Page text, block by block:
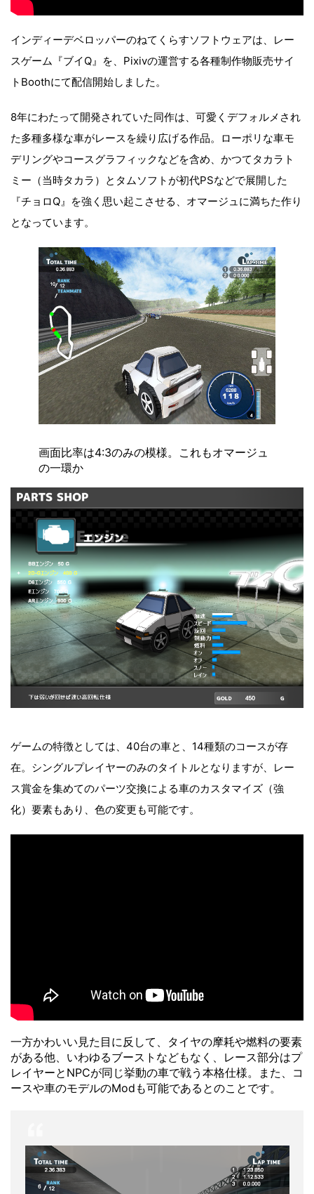
インディーデベロッパーのねてくらすソフトウェアは、レー
スゲーム『ブイQ』を、Pixivの運営する各種制作物販売サイ
トBoothにて配信開始しました。
8年にわたって開発されていた同作は、可愛くデフォルメされ
た多種多様な車がレースを繰り広げる作品。ローポリな車モ
デリングやコースグラフィックなどを含め、かつてタカラト
ミー（当時タカラ）とタムソフトが初代PSなどで展開した
『チョロQ』を強く思い起こさせる、オマージュに満ちた作り
となっています。
画面比率は4:3のみの模様。これもオマージュ
の一環か
ゲームの特徴としては、40台の車と、14種類のコースが存
在。シングルプレイヤーのみのタイトルとなりますが、レー
ス賞金を集めてのパーツ交換による車のカスタマイズ（強
化）要素もあり、色の変更も可能です。
一方かわいい見た目に反して、タイヤの摩耗や燃料の要素
がある他、いわゆるブーストなどもなく、レース部分はプ
レイヤーとNPCが同じ挙動の車で戦う本格仕様。また、コ
ースや車のモデルのModも可能であるとのことです。